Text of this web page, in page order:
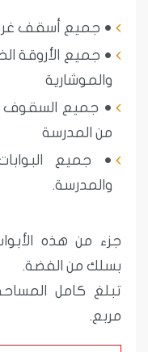
• جميع أسقف
• جميع الأروقة
والموشارية
• جميع السقوف
من المدرسة
• جميع
والمدرسة.
جزء من هذه
بسلك من الفضة.
مربع.